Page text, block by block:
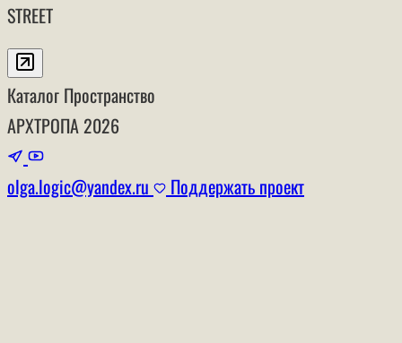
STREET
Каталог Пространство
АРХТРОПА 2026
olga.logic@yandex.ru Поддержать проект